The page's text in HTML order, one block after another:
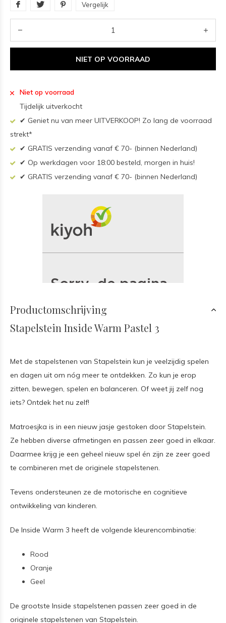
Vergelijk
NIET OP VOORRAAD
Niet op voorraad
Tijdelijk uitverkocht
✔ Geniet nu van meer UITVERKOOP! Zo lang de voorraad
strekt*
✔ GRATIS verzending vanaf € 70- (binnen Nederland)
✔ Op werkdagen voor 18:00 besteld, morgen in huis!
✔ GRATIS verzending vanaf € 70- (binnen Nederland)
Productomschrijving
Stapelstein Inside Warm Pastel 3
Met de stapelstenen van Stapelstein kun je veelzijdig spelen
en dagen uit om nóg meer te ontdekken. Zo kun je erop
zitten, bewegen, spelen en balanceren. Of weet jij zelf nog
iets? Ontdek het nu zelf!
Matroesjka is in een nieuw jasje gestoken door Stapelstein.
Ze hebben diverse afmetingen en passen zeer goed in elkaar.
Daarmee krijg je een geheel nieuw spel én zijn ze zeer goed
te combineren met de originele stapelstenen.
Tevens ondersteunen ze de motorische en cognitieve
ontwikkeling van kinderen.
De Inside Warm 3 heeft de volgende kleurencombinatie:
Rood
Oranje
Geel
De grootste Inside stapelstenen passen zeer goed in de
originele stapelstenen van Stapelstein.